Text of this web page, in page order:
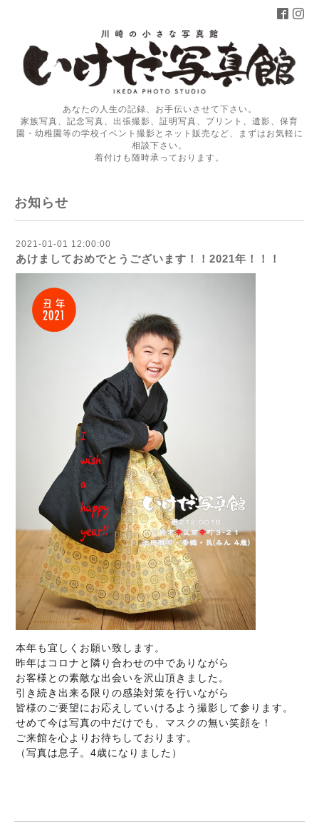
あなたの人生の記録、お手伝いさせて下さい。
家族写真、記念写真、出張撮影、証明写真、プリント、遺影、保育
園・幼稚園等の学校イベント撮影とネット販売など、まずはお気軽に
相談下さい。
着付けも随時承っております。
お知らせ
2021-01-01 12:00:00
あけましておめでとうございます！！2021年！！！
本年も宜しくお願い致します。
昨年はコロナと隣り合わせの中でありながら
お客様との素敵な出会いを沢山頂きました。
引き続き出来る限りの感染対策を行いながら
皆様のご要望にお応えしていけるよう 撮影して参ります。
せめて今は写真の中だけでも、マスクの無い笑顔を！
ご来館を心よりお待ちしております。
（写真は息子。4歳になりました）